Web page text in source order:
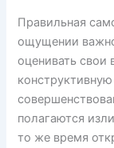
Правильная
ощущении
оценивать
полагаются
то же время